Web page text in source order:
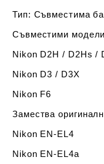
Тип: Съвместима
Съвместими модели
Nikon D2H / D2Hs /
Nikon D3 / D3X
Nikon F6
Замества
Nikon EN-EL4
Nikon EN-EL4a